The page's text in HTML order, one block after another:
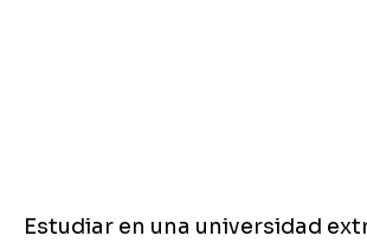
Estudiar en una universidad